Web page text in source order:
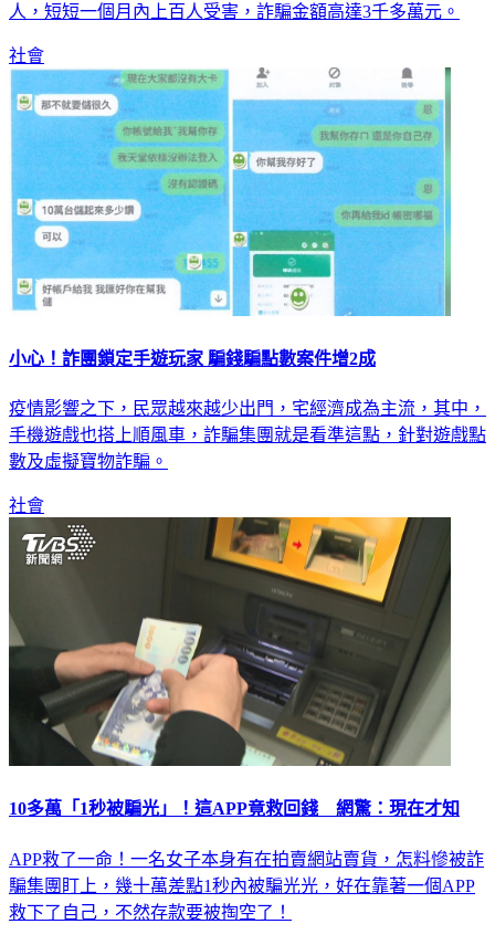
人，短短一個月內上百人受害，詐騙金額高達3千多萬元。
社會
小心！詐團鎖定手遊玩家 騙錢騙點數案件增2成
疫情影響之下，民眾越來越少出門，宅經濟成為主流，其中，
手機遊戲也搭上順風車，詐騙集團就是看準這點，針對遊戲點
數及虛擬寶物詐騙。
社會
10多萬「1秒被騙光」！這APP竟救回錢 網驚：現在才知
APP救了一命！一名女子本身有在拍賣網站賣貨，怎料慘被詐
騙集團盯上，幾十萬差點1秒內被騙光光，好在靠著一個APP
救下了自己，不然存款要被掏空了！